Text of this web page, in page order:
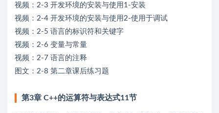
视频：2-3 开发环境的安装与使用1-安装
视频：2-4 开发环境的安装与使用2-使用于调试
视频：2-5 语言的标识符和关键字
视频：2-6 变量与常量
视频：2-7 语言的注释
图文：2-8 第二章课后练习题
第3章 C++的运算符与表达式11节